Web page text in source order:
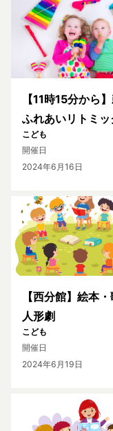
【11時15分から
ふれあいリトミッ
こども
開催日
2024年6月16日
【西分館】絵本・
人形劇
こども
開催日
2024年6月19日